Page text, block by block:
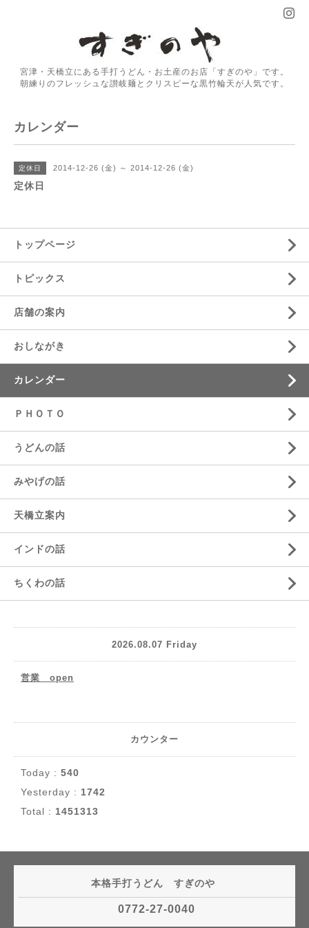
宮津・天橋立にある手打うどん・お土産のお店「すぎのや」です。
朝練りのフレッシュな讃岐麺とクリスピーな黒竹輪天が人気です。
カレンダー
定休日 2014-12-26 (金) ～ 2014-12-26 (金)
定休日
トップページ
トピックス
店舗の案内
おしながき
カレンダー
ＰＨＯＴＯ
うどんの話
みやげの話
天橋立案内
インドの話
ちくわの話
2026.08.07 Friday
営業 open
カウンター
Today : 540
Yesterday : 1742
Total : 1451313
本格手打うどん すぎのや
0772-27-0040